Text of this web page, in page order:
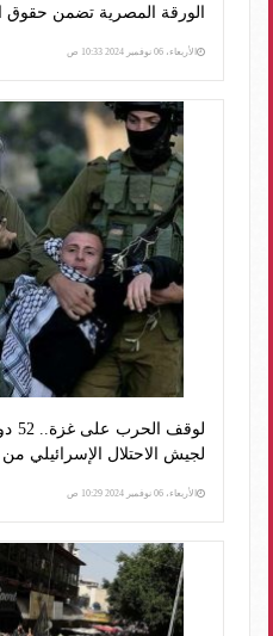
الورقة المصرية تضمن حقوق
الأربعاء، 06 نوفمبر 2024 10:33 ص
لجيش الاحتلال الإسرائيلي
الأربعاء، 06 نوفمبر 2024 10:29 ص